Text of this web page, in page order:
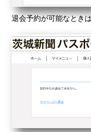
退会予約が可能なとき